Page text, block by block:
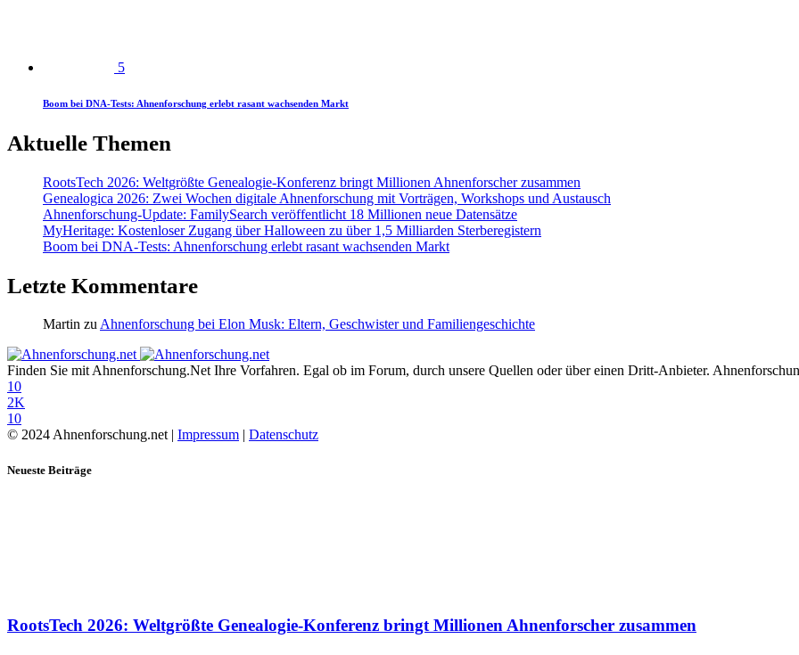
5
Boom bei DNA-Tests: Ahnenforschung erlebt rasant wachsenden Markt
Aktuelle Themen
RootsTech 2026: Weltgrößte Genealogie-Konferenz bringt Millionen Ahnenforscher zusammen
Genealogica 2026: Zwei Wochen digitale Ahnenforschung mit Vorträgen, Workshops und Austausch
Ahnenforschung-Update: FamilySearch veröffentlicht 18 Millionen neue Datensätze
MyHeritage: Kostenloser Zugang über Halloween zu über 1,5 Milliarden Sterberegistern
Boom bei DNA-Tests: Ahnenforschung erlebt rasant wachsenden Markt
Letzte Kommentare
Martin zuAhnenforschung bei Elon Musk: Eltern, Geschwister und Familiengeschichte
Finden Sie mit Ahnenforschung.Net Ihre Vorfahren. Egal ob im Forum, durch unsere Quellen oder über einen Dritt-Anbieter.
10
2K
10
© 2024 Ahnenforschung.net | Impressum Datenschutz
Neueste Beiträge
RootsTech 2026: Weltgrößte Genealogie-Konferenz bringt Millionen Ahnenforscher zusammen